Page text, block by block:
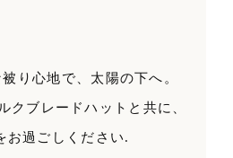
り心地で、太陽の下へ。
クブレードハットと共に、
お過ごしください.